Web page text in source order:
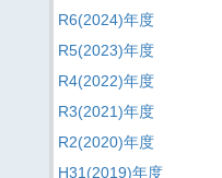
R6(2024)年度
R5(2023)年度
R4(2022)年度
R3(2021)年度
R2(2020)年度
H31(2019)年度